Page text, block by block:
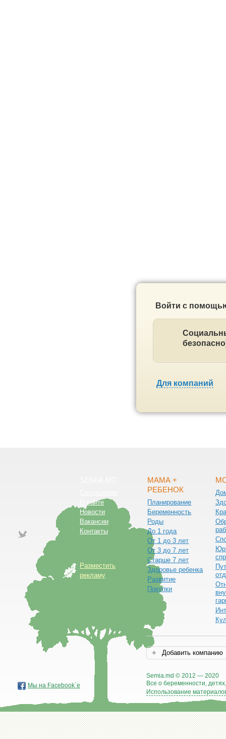
О сайте
Новости
Вакансии
Контакты
Разместить
рекламу
МАМА +
РЕБЕНОК
Планирование
Беременность
Роды
До 1 года
От 1 до 3 лет
От 3 до 7 лет
Старше 7 лет
Здоровье ребенка
Развитие
Покупки
Добавить компанию
Semia.md © 2012 — 2020
Все о беременности,
Использование
Мы на Facebook`е
Войти с
Для компаний